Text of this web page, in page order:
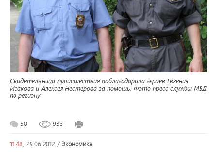
Свидетельница происшествия поблагодарила героев Евгения
Исакова и Алексея Нестерова за помощь. Фото пресс-службы МВД
по региону
50 933
11:48, 29.06.2012 / экономика